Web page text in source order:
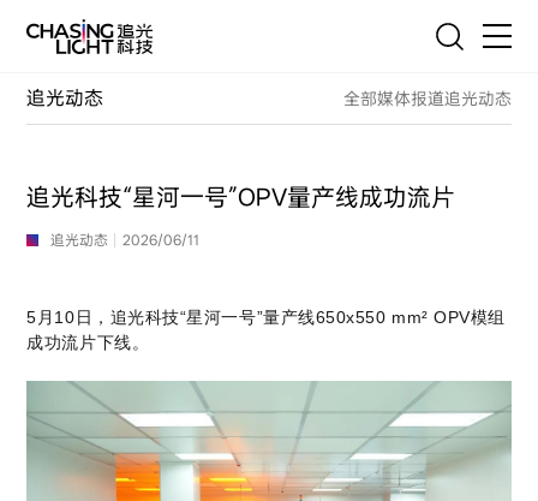
首页
客户案例
追光故事
新闻与联系
EN
追光动态 全部媒体报道追光动态
追光科技“星河一号”OPV量产线成功流片
追光动态 2026/06/11
5月10日，追光科技“星河一号”量产线650x550 mm² OPV模组
成功流片下线。